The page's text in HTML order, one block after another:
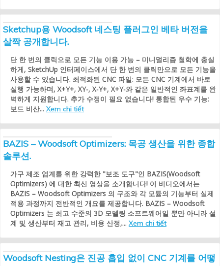
Sketchup용 Woodsoft 네스팅 플러그인 베타 버전을
살짝 공개합니다.
단 한 번의 클릭으로 모든 기능 이용 가능 – 미니멀리즘 철학에 충실
하게, SketchUp 인터페이스에서 단 한 번의 클릭만으로 모든 기능을
사용할 수 있습니다. 최적화된 CNC 파일: 모든 CNC 기계에서 바로
실행 가능하며, X+Y+, XY-, X-Y+, X+Y-와 같은 일반적인 좌표계를 완
벽하게 지원합니다. 추가 수정이 필요 없습니다! 통합된 우수 기능:
보드 비산... Xem chi tiết
BAZIS – Woodsoft Optimizers: 목공 생산을 위한 종합
솔루션.
가구 제조 업계를 위한 강력한 "보조 도구"인 BAZIS(Woodsoft
Optimizers) 에 대한 최신 영상을 소개합니다! 이 비디오에서는
BAZIS – Woodsoft Optimizers 의 구조와 각 모듈의 기능부터 실제
적용 과정까지 전반적인 개요를 제공합니다. BAZIS – Woodsoft
Optimizers 는 최고 수준의 3D 모델링 소프트웨어일 뿐만 아니라 설
계 및 생산부터 재고 관리, 비용 산정,... Xem chi tiết
Woodsoft Nesting은 진공 흡입 없이 CNC 기계를 어떻